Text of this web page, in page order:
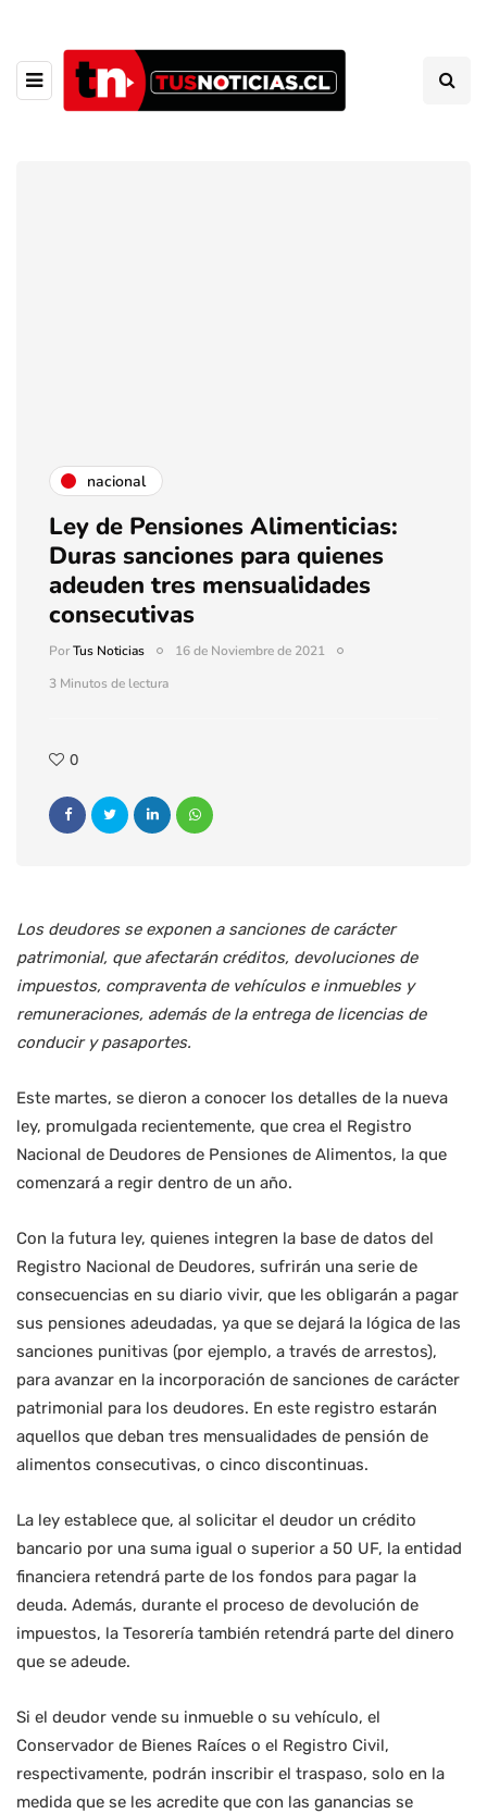
nacional
Ley de Pensiones Alimenticias:
Duras sanciones para quienes
adeuden tres mensualidades
consecutivas
PorTus Noticias
16 de Noviembre de 2021
3 Minutos de lectura
0
Los deudores se exponen a sanciones de carácter
patrimonial, que afectarán créditos, devoluciones de
impuestos, compraventa de vehículos e inmuebles y
remuneraciones, además de la entrega de licencias de
conducir y pasaportes.
Este martes, se dieron a conocer los detalles de la nueva
ley, promulgada recientemente, que crea el Registro
Nacional de Deudores de Pensiones de Alimentos, la que
comenzará a regir dentro de un año.
Con la futura ley, quienes integren la base de datos del
Registro Nacional de Deudores, sufrirán una serie de
consecuencias en su diario vivir, que les obligarán a pagar
sus pensiones adeudadas, ya que se dejará la lógica de las
sanciones punitivas (por ejemplo, a través de arrestos),
para avanzar en la incorporación de sanciones de carácter
patrimonial para los deudores. En este registro estarán
aquellos que deban tres mensualidades de pensión de
alimentos consecutivas, o cinco discontinuas.
La ley establece que, al solicitar el deudor un crédito
bancario por una suma igual o superior a 50 UF, la entidad
financiera retendrá parte de los fondos para pagar la
deuda. Además, durante el proceso de devolución de
impuestos, la Tesorería también retendrá parte del dinero
que se adeude.
Si el deudor vende su inmueble o su vehículo, el
Conservador de Bienes Raíces o el Registro Civil,
respectivamente, podrán inscribir el traspaso, solo en la
medida que se les acredite que con las ganancias se